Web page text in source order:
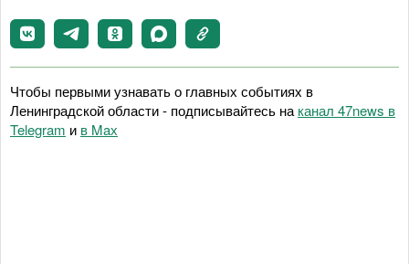
Чтобы первыми узнавать о главных событиях в
Ленинградской области - подписывайтесь на канал 47news в
Telegram и в Maх